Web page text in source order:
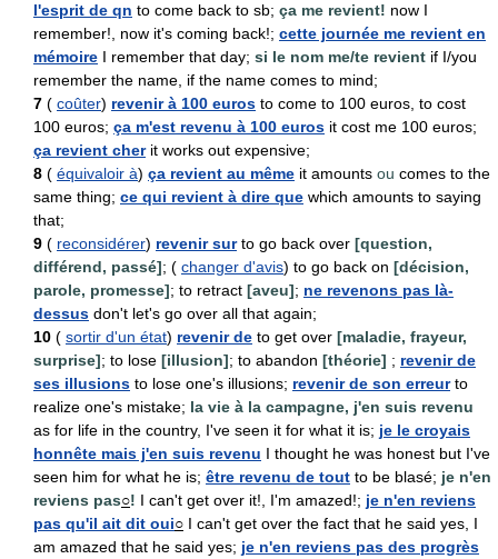
l'esprit de qn to come back to sb; ça me revient! now I
remember!, now it's coming back!; cette journée me revient en
mémoire I remember that day; si le nom me/te revient if I/you
remember the name, if the name comes to mind;
7 ( coûter) revenir à 100 euros to come to 100 euros, to cost
100 euros; ça m'est revenu à 100 euros it cost me 100 euros;
ça revient cherit works out expensive;
8 ( équivaloir à) ça revient au même it amounts ou comes to the
same thing; ce qui revient à dire que which amounts to saying
that;
9 ( reconsidérer) revenir surto go back over [question,
différend, passé]; ( changer d'avis) to go back on [décision,
parole, promesse]; to retract [aveu]; ne revenons pas là-
dessus don't let's go over all that again;
10 ( sortir d'un état) revenir de to get over [maladie, frayeur,
surprise]; to lose [illusion]; to abandon [théorie] ; revenir de
ses illusions to lose one's illusions; revenir de son erreurto
realize one's mistake; la vie à la campagne, j'en suis revenu
as for life in the country, I've seen it for what it is; je le croyais
honnête mais j'en suis revenu I thought he was honest but I've
seen him for what he is; être revenu de tout to be blasé; je n'en
reviens pas○! I can't get over it!, I'm amazed!; je n'en reviens
pas qu'il ait dit oui○ I can't get over the fact that he said yes, I
am amazed that he said yes; je n'en reviens pas des progrès